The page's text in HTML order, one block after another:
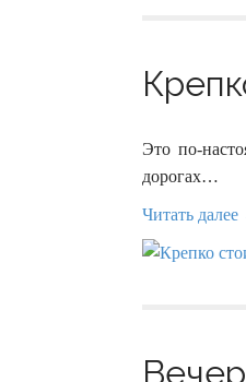
Это по-
дорогах…
Читать